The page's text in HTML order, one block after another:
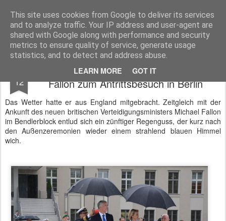
This site uses cookies from Google to deliver its services
and to analyze traffic. Your IP address and user-agent are
shared with Google along with performance and security
metrics to ensure quality of service, generate usage
statistics, and to detect and address abuse.
LEARN MORE GOT IT
BTB concept Media GmbH Presseberichte zu Bundespolitik, Diplomatie, Sicherheitspolitik, Wirtschaft, Fahrzeugtechnik und IT - Pressedienst, Fachartikel, Bildredaktion, O-Ton-Videos
12
Britischer Verteidigungsminister Michael
Fallon zum Antrittsbesuch in Berlin
Das Wetter hatte er aus England mitgebracht. Zeitgleich mit der
Ankunft des neuen britischen Verteidigungsministers Michael Fallon
im Bendlerblock entlud sich ein zünftiger Regenguss, der kurz nach
den Außenzeremonien wieder einem strahlend blauen Himmel
wich.